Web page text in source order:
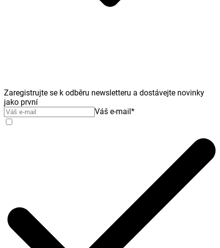
Zaregistrujte se k odběru newsletteru a dostávejte novinky
jako první
Váš e-mail*